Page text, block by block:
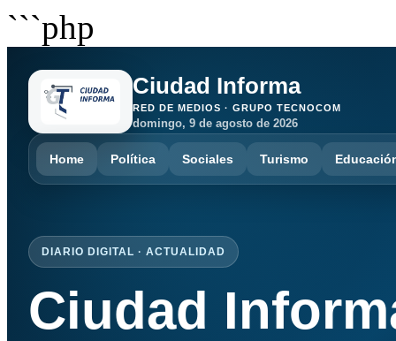
```php
Ciudad Informa
RED DE MEDIOS · GRUPO TECNOCOM
domingo, 9 de agosto de 2026
Home Política Sociales Turismo
DIARIO DIGITAL · ACTUALIDAD
Ciudad